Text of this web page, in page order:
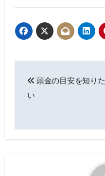
稿
ビ
頭金の目安を知りた
い